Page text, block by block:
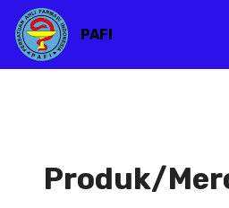
PAFI
Produk/